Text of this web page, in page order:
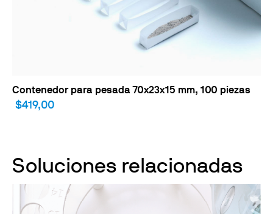
Contenedor para pesada 70x23x15 mm, 100 piezas
$419,00
Soluciones relacionadas